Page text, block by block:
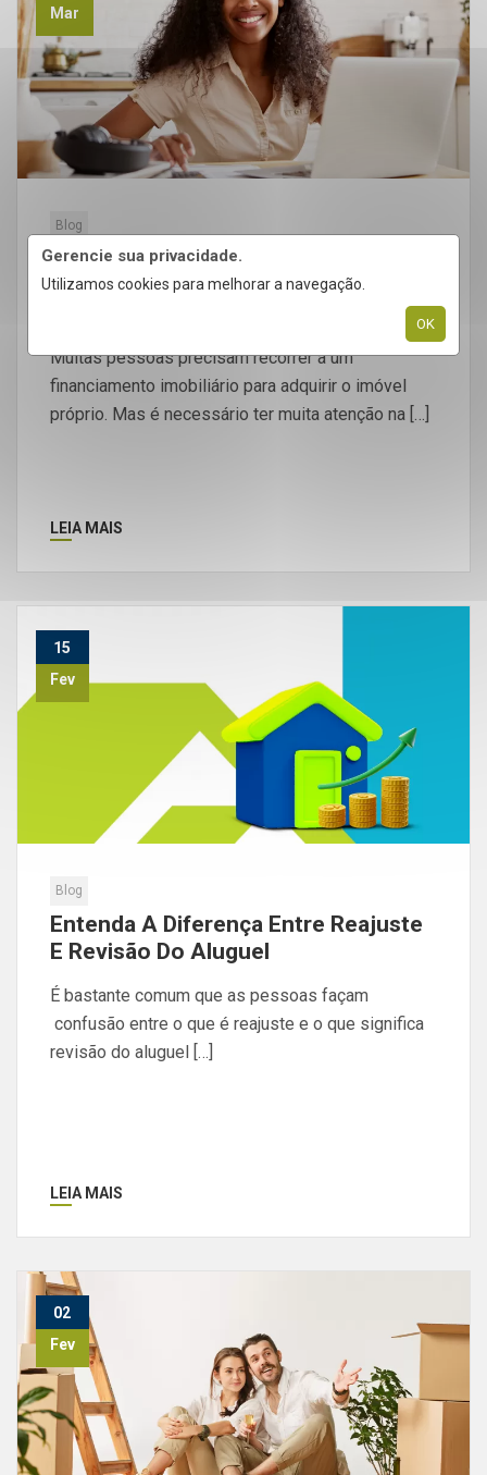
Gerencie sua privacidade.
Utilizamos cookies para melhorar a navegação.
OK
Mar
Blog
Entenda Como Funcionam Os
Principais Tipos De Financiamento
Muitas pessoas precisam recorrer a um
financiamento imobiliário para adquirir o imóvel
próprio. Mas é necessário ter muita atenção na […]
LEIA MAIS
15
Fev
Blog
Entenda A Diferença Entre Reajuste
E Revisão Do Aluguel
É bastante comum que as pessoas façam
confusão entre o que é reajuste e o que significa
revisão do aluguel […]
LEIA MAIS
02
Fev